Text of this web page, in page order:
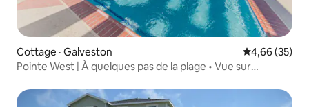
Cottage · Galveston Note
4,66 (35)
Pointe West | À quelques pas de la plage • Vue sur